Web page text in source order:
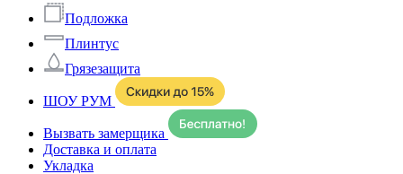
Подложка
Плинтус
Грязезащита
ШОУ РУМ
Вызвать замерщика
Доставка и оплата
Укладка